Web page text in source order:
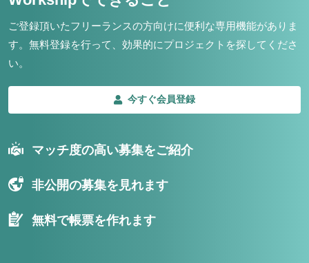
ご登録頂いたフリーランスの方向けに便利な専用機能がありま
す。 無料登録を行って、効果的にプロジェクトを探してくださ
い。
今すぐ会員登録
マッチ度の高い募集をご紹介
非公開の募集を見れます
無料で帳票を作れます